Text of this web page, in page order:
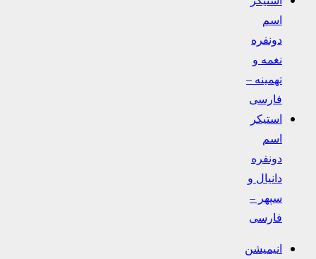
اسم
دونفره
نغمه و
تهمینه –
فارسی
استیکر
اسم
دونفره
دانیال و
سپهر –
فارسی
انیمیشن